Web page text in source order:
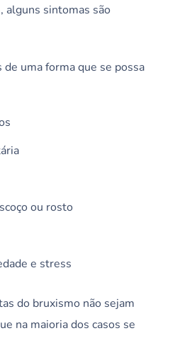
alguns sintomas são
uma forma que se possa
ou rosto
e stress
do bruxismo não sejam
na maioria dos casos se